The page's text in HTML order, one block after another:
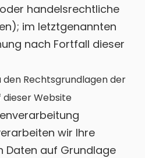
handelsrechtliche
im letztgenannten
nach Fortfall dieser
den Rechtsgrundlagen der
Website
wir Ihre
Daten auf Grundlage